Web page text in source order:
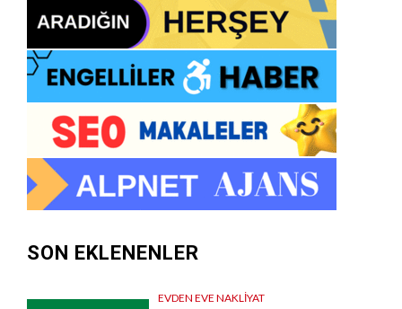
SON EKLENENLER
EVDEN EVE NAKLIYAT